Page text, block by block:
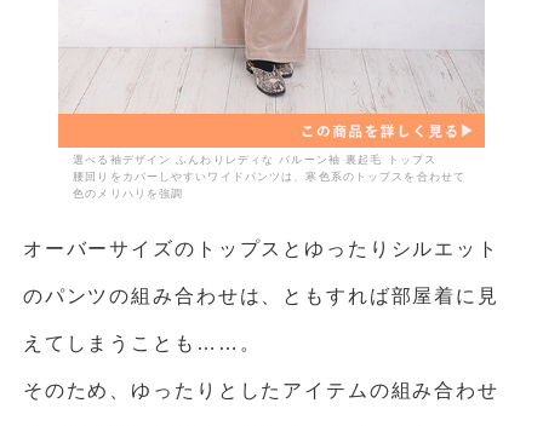
選べる袖デザイン ふんわりレディな バルーン袖 裏起毛 トップス
腰回りをカバーしやすいワイドパンツは、寒色系のトップスを合わせて
色のメリハリを強調
オーバーサイズのトップスとゆったりシルエット
のパンツの組み合わせは、ともすれば部屋着に見
えてしまうことも……。
そのため、ゆったりとしたアイテムの組み合わせ